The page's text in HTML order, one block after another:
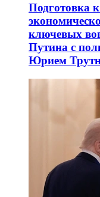
Подготовка
ключевых
Путина с
Юрием